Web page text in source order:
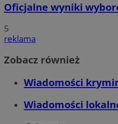
Oficjalne wyniki
5
reklama
Zobacz również
Wiadomości
Wiadomości